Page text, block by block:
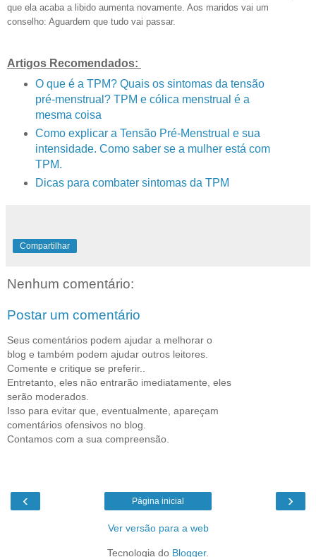
que ela acaba a libido aumenta novamente. Aos maridos vai um
conselho: Aguardem que tudo vai passar.
Artigos Recomendados:
O que é a TPM? Quais os sintomas da tensão
pré-menstrual? TPM e cólica menstrual é a
mesma coisa
Como explicar a Tensão Pré-Menstrual e sua
intensidade. Como saber se a mulher está com
TPM.
Dicas para combater sintomas da TPM
Compartilhar
Nenhum comentário:
Postar um comentário
Seus comentários podem ajudar a melhorar o
blog e também podem ajudar outros leitores.
Comente e critique se preferir..
Entretanto, eles não entrarão imediatamente, eles
serão moderados.
Isso para evitar que, eventualmente, apareçam
comentários ofensivos no blog.
Contamos com a sua compreensão.
‹ ›
Página inicial
Ver versão para a web
Tecnologia do Blogger.